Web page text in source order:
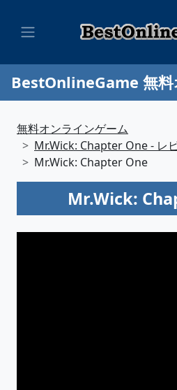
BestOnlineGame 無
無料オンラインゲーム
Mr.Wick: Chapter One - レ
Mr.Wick: Chapter One
Mr.Wick: